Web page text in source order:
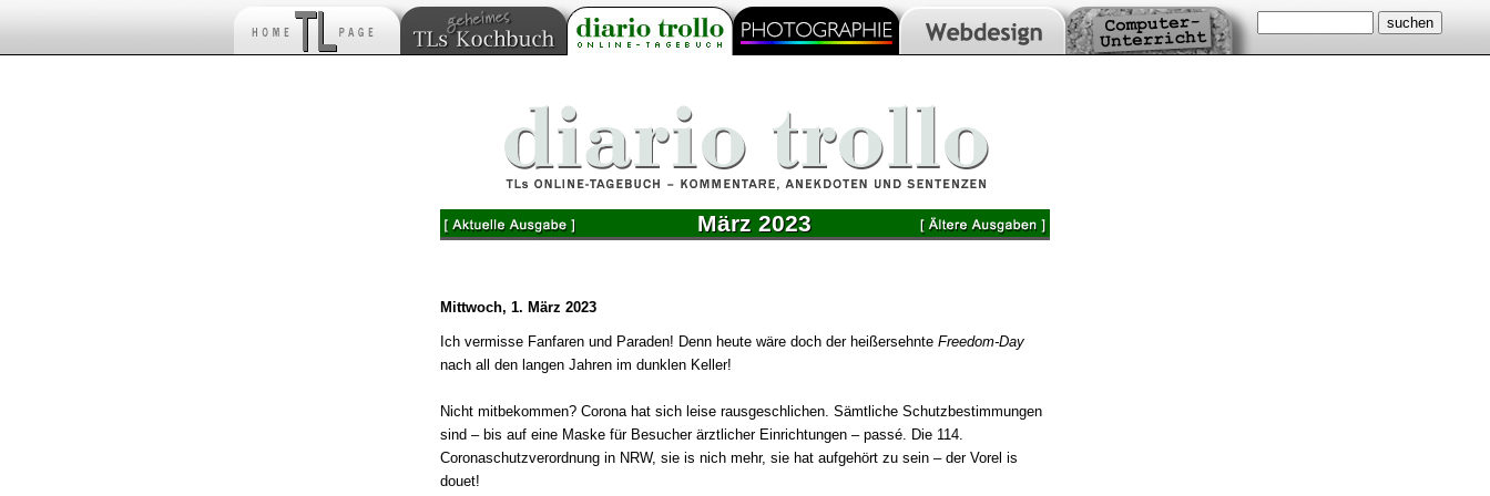
März 2023
Mittwoch, 1. März 2023
Ich vermisse Fanfaren und Paraden! Denn heute wäre doch der heißersehnte Freedom-Day
nach all den langen Jahren im dunklen Keller!
Nicht mitbekommen? Corona hat sich leise rausgeschlichen. Sämtliche Schutzbestimmungen
sind – bis auf eine Maske für Besucher ärztlicher Einrichtungen – passé. Die 114.
Coronaschutzverordnung in NRW, sie is nich mehr, sie hat aufgehört zu sein – der Vorel is
douet!